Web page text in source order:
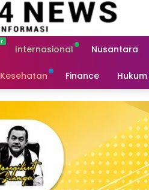
Internasional Nusantara
Kesehatan Finance Hukum